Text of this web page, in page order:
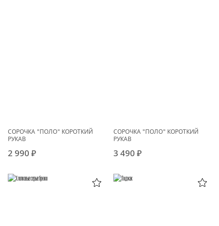
СОРОЧКА "ПОЛО" КОРОТКИЙ
РУКАВ
2 990 ₽
СОРОЧКА "ПОЛО" КОРОТКИЙ
РУКАВ
3 490 ₽